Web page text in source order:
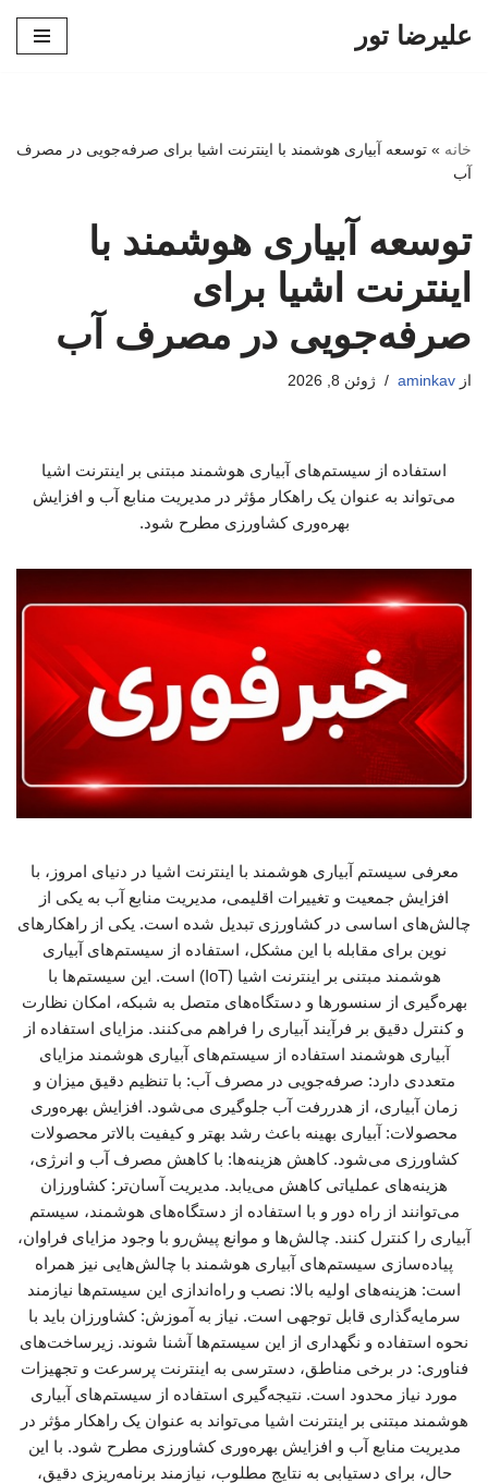
علیرضا تور
خانه » توسعه آبیاری هوشمند با اینترنت اشیا برای صرفه‌جویی در مصرف
آب
توسعه آبیاری هوشمند با
اینترنت اشیا برای
صرفه‌جویی در مصرف آب
از aminkav ژوئن 8, 2026
استفاده از سیستم‌های آبیاری هوشمند مبتنی بر اینترنت اشیا
می‌تواند به عنوان یک راهکار مؤثر در مدیریت منابع آب و افزایش
بهره‌وری کشاورزی مطرح شود.
معرفی سیستم آبیاری هوشمند با اینترنت اشیا در دنیای امروز، با
افزایش جمعیت و تغییرات اقلیمی، مدیریت منابع آب به یکی از
چالش‌های اساسی در کشاورزی تبدیل شده است. یکی از راهکارهای
نوین برای مقابله با این مشکل، استفاده از سیستم‌های آبیاری
هوشمند مبتنی بر اینترنت اشیا (IoT) است. این سیستم‌ها با
بهره‌گیری از سنسورها و دستگاه‌های متصل به شبکه، امکان نظارت
و کنترل دقیق بر فرآیند آبیاری را فراهم می‌کنند. مزایای استفاده از
آبیاری هوشمند استفاده از سیستم‌های آبیاری هوشمند مزایای
متعددی دارد: صرفه‌جویی در مصرف آب: با تنظیم دقیق میزان و
زمان آبیاری، از هدررفت آب جلوگیری می‌شود. افزایش بهره‌وری
محصولات: آبیاری بهینه باعث رشد بهتر و کیفیت بالاتر محصولات
کشاورزی می‌شود. کاهش هزینه‌ها: با کاهش مصرف آب و انرژی،
هزینه‌های عملیاتی کاهش می‌یابد. مدیریت آسان‌تر: کشاورزان
می‌توانند از راه دور و با استفاده از دستگاه‌های هوشمند، سیستم
آبیاری را کنترل کنند. چالش‌ها و موانع پیش‌رو با وجود مزایای فراوان،
پیاده‌سازی سیستم‌های آبیاری هوشمند با چالش‌هایی نیز همراه
است: هزینه‌های اولیه بالا: نصب و راه‌اندازی این سیستم‌ها نیازمند
سرمایه‌گذاری قابل توجهی است. نیاز به آموزش: کشاورزان باید با
نحوه استفاده و نگهداری از این سیستم‌ها آشنا شوند. زیرساخت‌های
فناوری: در برخی مناطق، دسترسی به اینترنت پرسرعت و تجهیزات
مورد نیاز محدود است. نتیجه‌گیری استفاده از سیستم‌های آبیاری
هوشمند مبتنی بر اینترنت اشیا می‌تواند به عنوان یک راهکار مؤثر در
مدیریت منابع آب و افزایش بهره‌وری کشاورزی مطرح شود. با این
حال، برای دستیابی به نتایج مطلوب، نیازمند برنامه‌ریزی دقیق،